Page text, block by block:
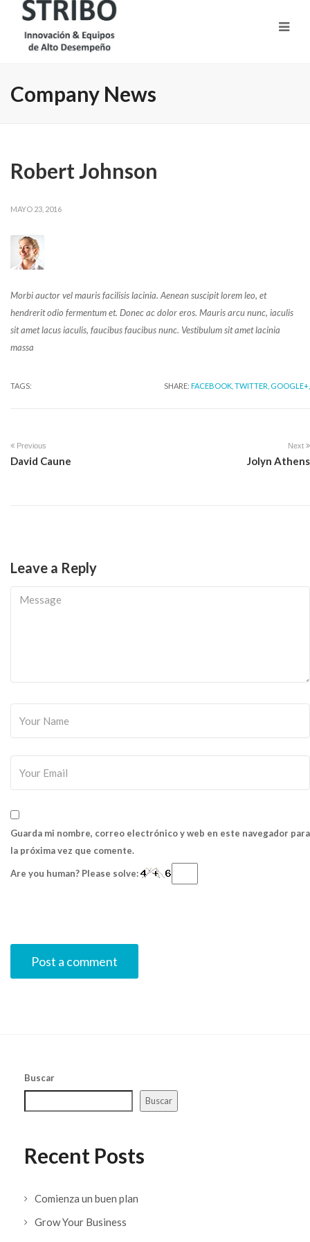
Company News
Robert Johnson
MAYO 23, 2016
Morbi auctor vel mauris facilisis lacinia. Aenean suscipit lorem leo, et
hendrerit odio fermentum et. Donec ac dolor eros. Mauris arcu nunc, iaculis
sit amet lacus iaculis, faucibus faucibus nunc. Vestibulum sit amet lacinia
massa
TAGS: SHARE: FACEBOOK, TWITTER, GOOGLE+,
Previous
David Caune
Next
Jolyn Athens
Leave a Reply
Guarda mi nombre, correo electrónico y web en este navegador para
la próxima vez que comente.
Are you human? Please solve:
Buscar
Buscar
Recent Posts
Comienza un buen plan
Grow Your Business